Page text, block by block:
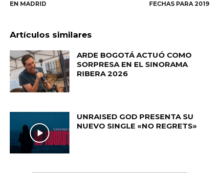
EN MADRID
FECHAS PARA 2019
Artículos similares
ARDE BOGOTÁ ACTUÓ COMO
SORPRESA EN EL SINORAMA
RIBERA 2026
UNRAISED GOD PRESENTA SU
NUEVO SINGLE «NO REGRETS»